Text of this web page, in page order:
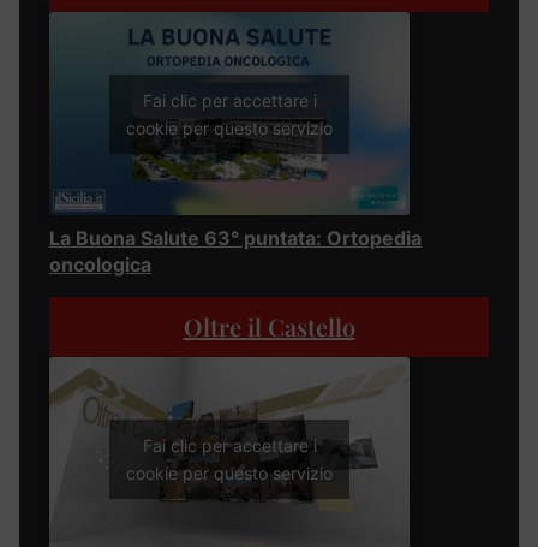
Fai clic per accettare i
cookie per questo servizio
La Buona Salute 63° puntata: Ortopedia
oncologica
Oltre il Castello
Fai clic per accettare i
cookie per questo servizio